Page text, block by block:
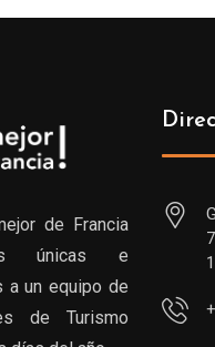
de Francia
únicas e
a un equipo de
de Turismo